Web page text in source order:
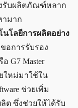
รับผลิตภัณฑ์หลาก
ามาก
โลยีการผลิตอย่าง
อการรับรอง
G7 Master
ใหม่มาใช้ใน
ช่วยเพิ่ม
ต ซึ่งช่วยให้ได้รับ